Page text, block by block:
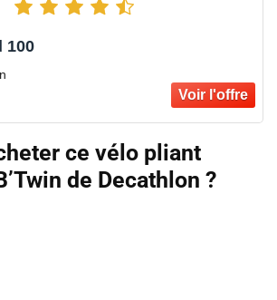
100
ce vélo pliant
de Decathlon ?